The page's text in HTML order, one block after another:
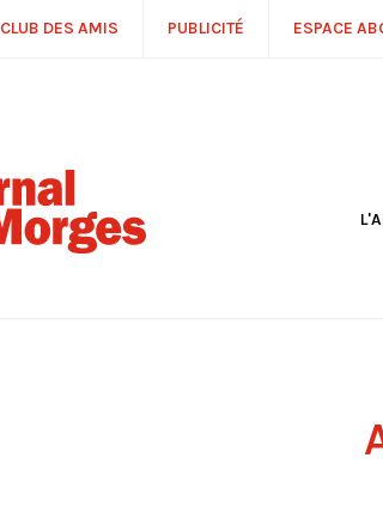
CLUB DES AMIS PUBLICITÉ ESPACE